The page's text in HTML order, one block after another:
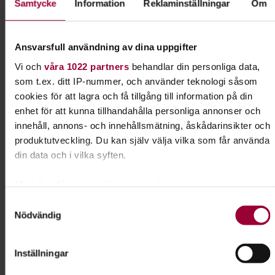
Samtycke Information Reklaminställningar Om
Ansvarsfull användning av dina uppgifter
Vi och våra 1022 partnersbehandlar din personliga data,
som t.ex. ditt IP-nummer, och använder teknologi såsom
cookies för att lagra och få tillgång till information på din
enhet för att kunna tillhandahålla personliga annonser och
innehåll, annons- och innehållsmätning, åskådarinsikter och
produktutveckling. Du kan själv välja vilka som får använda
din data och i vilka syften.
kan ha en noggrannhet på upp till flera meter
Ta reda på mer om hur dina personliga uppgifter behandlas
Nödvändig
Inställningar
Anton Adler
Samordnare annan
finansiering
Skicka e-post
076-610 40 10
Sömnad
Lär dig att sy för husbehov eller sikta på en karriär